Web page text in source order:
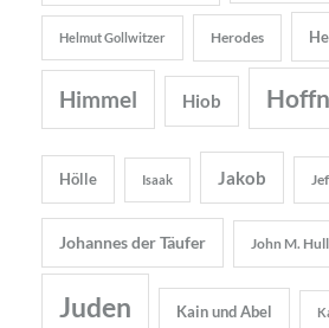
Helmut Gollwitzer Herodes
Himmel Hiob
Hölle Isaak Jakob
Johannes der Täufer John M. Hull
Juden Kain und Abel